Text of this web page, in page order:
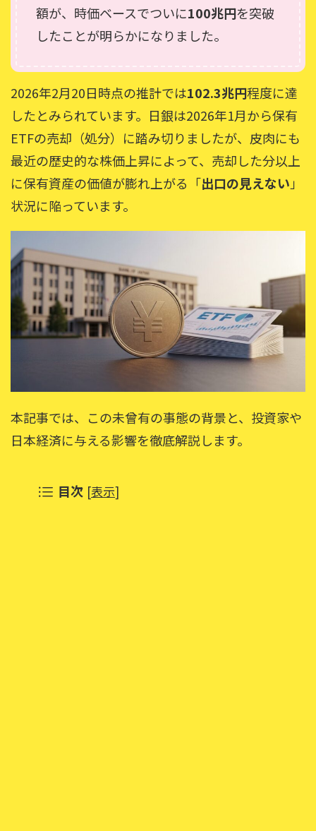
額が、時価ベースでついに100兆円を突破
したことが明らかになりました。
2026年2月20日時点の推計では102.3兆円程度に達
したとみられています。日銀は2026年1月から保有
ETFの売却（処分）に踏み切りましたが、皮肉にも
最近の歴史的な株価上昇によって、売却した分以上
に保有資産の価値が膨れ上がる「出口の見えない 」
状況に陥っています。
本記事では、この未曾有の事態の背景と、投資家や
日本経済に与える影響を徹底解説します。
目次 [表示]